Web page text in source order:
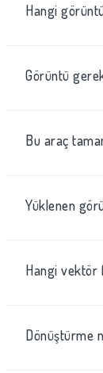
Hangi
Görüntü
Bu araç
Yüklenen
Hangi vektör
Dönüştürme